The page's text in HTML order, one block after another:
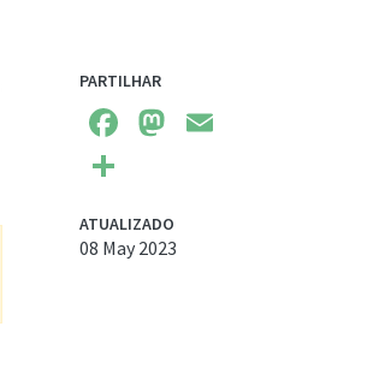
PARTILHAR
Facebook
Mastodon
ATUALIZADO
08 May 2023